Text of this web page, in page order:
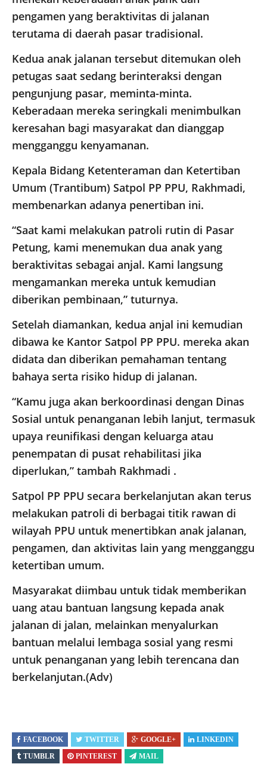
pengamen yang beraktivitas di jalanan
terutama di daerah pasar tradisional.
Kedua anak jalanan tersebut ditemukan oleh
petugas saat sedang berinteraksi dengan
pengunjung pasar, meminta-minta.
Keberadaan mereka seringkali menimbulkan
keresahan bagi masyarakat dan dianggap
mengganggu kenyamanan.
Kepala Bidang Ketenteraman dan Ketertiban
Umum (Trantibum) Satpol PP PPU, Rakhmadi,
membenarkan adanya penertiban ini.
“Saat kami melakukan patroli rutin di Pasar
Petung, kami menemukan dua anak yang
beraktivitas sebagai anjal. Kami langsung
mengamankan mereka untuk kemudian
diberikan pembinaan,” tuturnya.
Setelah diamankan, kedua anjal ini kemudian
dibawa ke Kantor Satpol PP PPU. mereka akan
didata dan diberikan pemahaman tentang
bahaya serta risiko hidup di jalanan.
“Kamu juga akan berkoordinasi dengan Dinas
Sosial untuk penanganan lebih lanjut, termasuk
upaya reunifikasi dengan keluarga atau
penempatan di pusat rehabilitasi jika
diperlukan,” tambah Rakhmadi .
Satpol PP PPU secara berkelanjutan akan terus
melakukan patroli di berbagai titik rawan di
wilayah PPU untuk menertibkan anak jalanan,
pengamen, dan aktivitas lain yang mengganggu
ketertiban umum.
Masyarakat diimbau untuk tidak memberikan
uang atau bantuan langsung kepada anak
jalanan di jalan, melainkan menyalurkan
bantuan melalui lembaga sosial yang resmi
untuk penanganan yang lebih terencana dan
berkelanjutan.(Adv)
FACEBOOK TWITTER GOOGLE+
LINKEDIN
TUMBLR
PINTEREST MAIL